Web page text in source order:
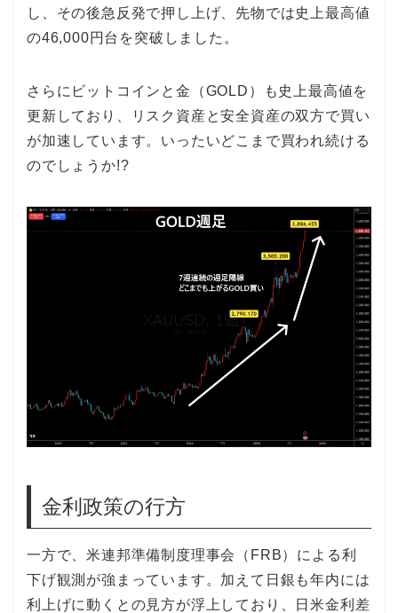
し、その後急反発で押し上げ、先物では史上最高値
の46,000円台を突破しました。
さらにビットコインと金（GOLD）も史上最高値を
更新しており、リスク資産と安全資産の双方で買い
が加速しています。いったいどこまで買われ続ける
のでしょうか!?
金利政策の行方
一方で、米連邦準備制度理事会（FRB）による利
下げ観測が強まっています。加えて日銀も年内には
利上げに動くとの見方が浮上しており、日米金利差